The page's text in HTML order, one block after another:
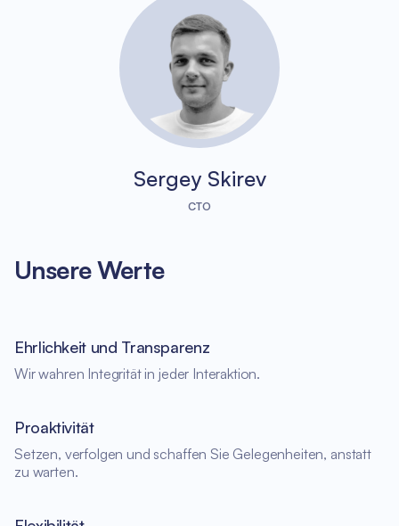
Sergey Skirev
CTO
Unsere Werte
Ehrlichkeit und Transparenz
Wir wahren Integrität in jeder Interaktion.
Proaktivität
Setzen, verfolgen und schaffen Sie Gelegenheiten, anstatt
zu warten.